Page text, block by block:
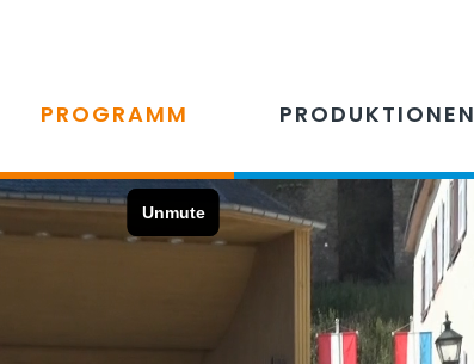
PROGRAMM PRODUKTIONEN